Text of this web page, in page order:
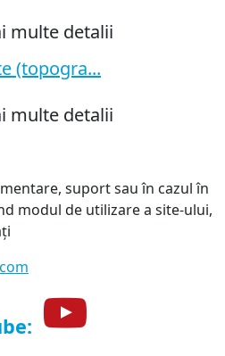
multe detalii
(topogra...
multe detalii
suport sau în cazul în
modul de utilizare a site-ului,